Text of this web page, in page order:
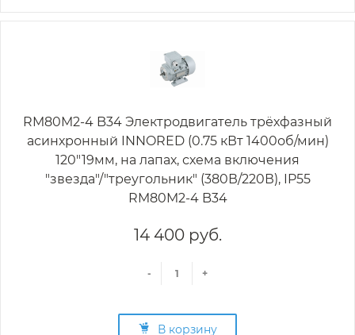
RM80M2-4 B34 Электродвигатель трёхфазный
асинхронный INNORED (0.75 кВт 1400об/мин)
120"19мм, на лапах, схема включения
"звезда"/"треугольник" (380В/220В), IP55
RM80M2-4 B34
14 400 руб.
- +
В корзину